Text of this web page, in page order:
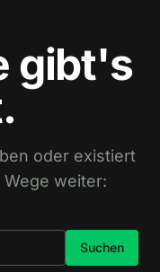
gibt's
oder existiert
Wege weiter:
Suchen